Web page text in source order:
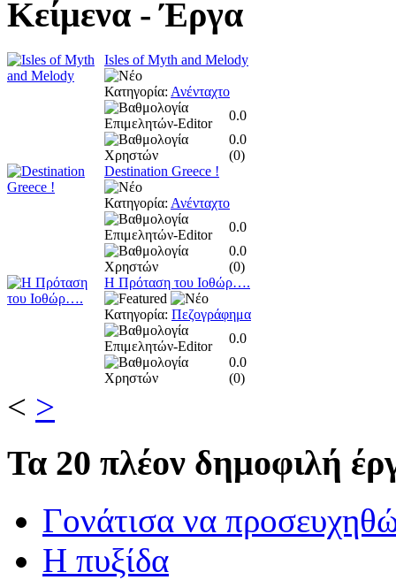
Κείμενα - Έργα
Isles of Myth and Melody
Κατηγορία: Ανένταχτο
0.0
0.0
(0)
Destination Greece !
Κατηγορία: Ανένταχτο
0.0
0.0
(0)
Η Πρόταση του Ιοθώρ….
Κατηγορία: Πεζογράφημα
0.0
0.0
(0)
< >
Τα 20 πλέον δημοφιλή
Γονάτισα να
Η πυξίδα